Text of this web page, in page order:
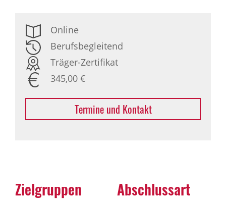
Online
Berufsbegleitend
Träger-Zertifikat
345,00 €
Termine und Kontakt
Zielgruppen Abschlussart